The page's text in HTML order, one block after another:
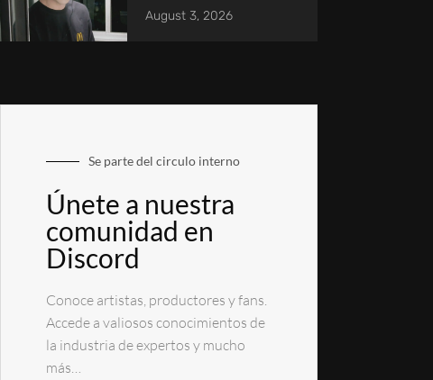
August 3, 2026
Se parte del circulo interno
Únete a nuestra
comunidad en
Discord
Conoce artistas, productores y fans.
Accede a valiosos conocimientos de
la industria de expertos y mucho
más…